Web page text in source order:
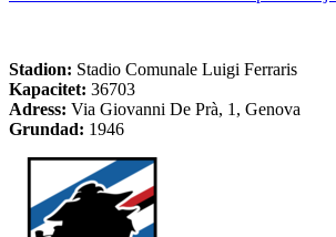
Stadion: Stadio Comunale Luigi Ferraris
Kapacitet: 36703
Adress: Via Giovanni De Prà, 1, Genova
Grundad: 1946